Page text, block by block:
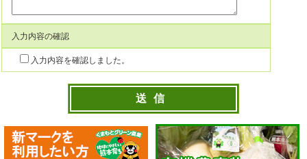
入力内容の確認
入力内容を確認しました。